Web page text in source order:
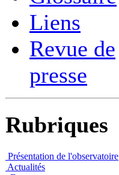
Liens
Revue de
presse
Rubriques
Présentation de l'observatoire
Actualités